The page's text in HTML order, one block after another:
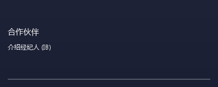
合作伙伴
介绍经纪人 (IB)